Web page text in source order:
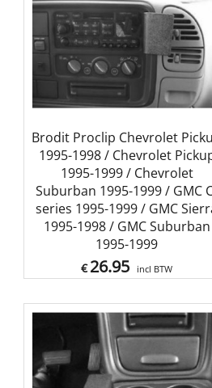
Brodit Proclip Chevrolet
1995-1998 / Chevrolet
1995-1999 / Chevrolet
Suburban 1995-1999 / GMC
series 1995-1999 / GMC
1995-1998 / GMC Suburban
1995-1999
€ 26.95 incl BTW